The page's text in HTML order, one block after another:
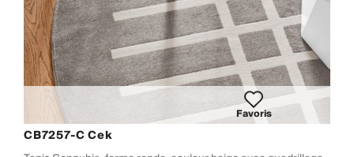
Favoris
CB7257-C Cek